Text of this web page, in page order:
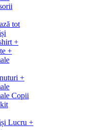
tot
+
+
+
Copii
Lucru +